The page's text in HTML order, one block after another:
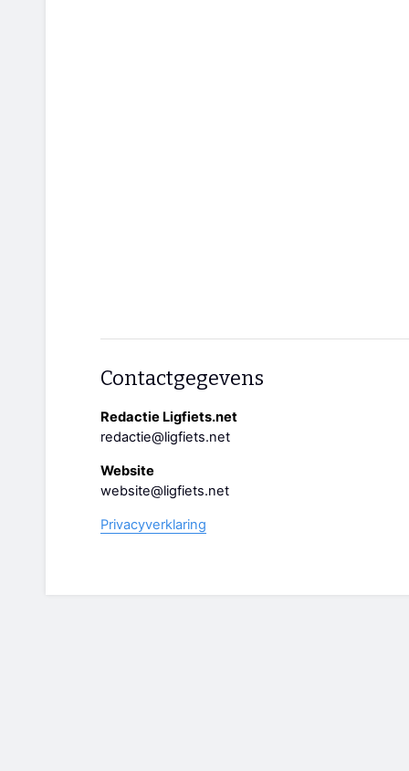
Contactgegevens
Redactie Ligfiets.net
redactie@ligfiets.net
Website
website@ligfiets.net
Privacyverklaring